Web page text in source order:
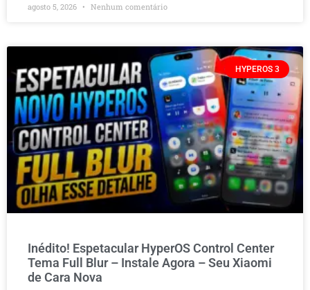
agosto 5, 2026 Nenhum comentário
HYPEROS 3
Inédito! Espetacular HyperOS Control Center
Tema Full Blur – Instale Agora – Seu Xiaomi
de Cara Nova